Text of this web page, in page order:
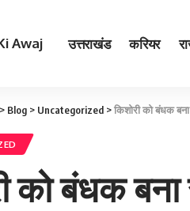
उत्तराखंड करियर
> Blog > Uncategorized >किशोरी को बंधक
को बंधक बना